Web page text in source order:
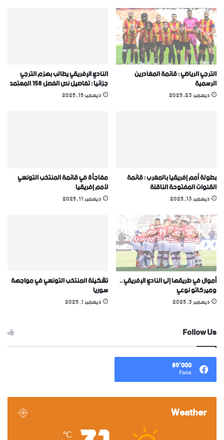
الترجي الرياضي : قائمة المغادرين
الرسمية
ديسمبر 23, 2025
النادي الإفريقي يطالب بهزم الترجي
جزائيا : تفاصيل نص الفصل 158 المعتمد
ديسمبر 15, 2025
بطولة أمم إفريقيا بالمغرب : قائمة
القنوات المفتوحة الناقلة
ديسمبر 13, 2025
مفاجأة في قائمة المنتخب التونسي
ﻷمم إفريقيا
ديسمبر 11, 2025
أموال في طريقها إلى النادي الإفريقي ..
وميركاتو نوعي
ديسمبر 3, 2025
تشكيلة المنتخب التونسي في مواجهة
سوريا
ديسمبر 1, 2025
Follow Us
89٬000
Fans
Weather
℃